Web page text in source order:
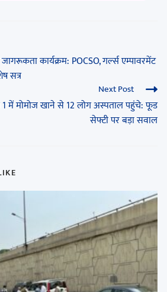
कार्यक्रम: POCSO, गर्ल्स एम्पावरमेंट
सत्र
Next Post
1 में मोमोज खाने से 12 लोग अस्पताल पहुंचे: फूड
सेफ्टी पर बड़ा सवाल